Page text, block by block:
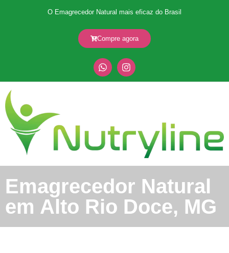
O Emagrecedor Natural mais eficaz do Brasil
Compre agora
Emagrecedor Natural
em Alto Rio Doce, MG